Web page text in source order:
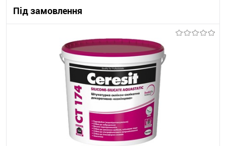
Під замовлення
В корзину
Під замовлення